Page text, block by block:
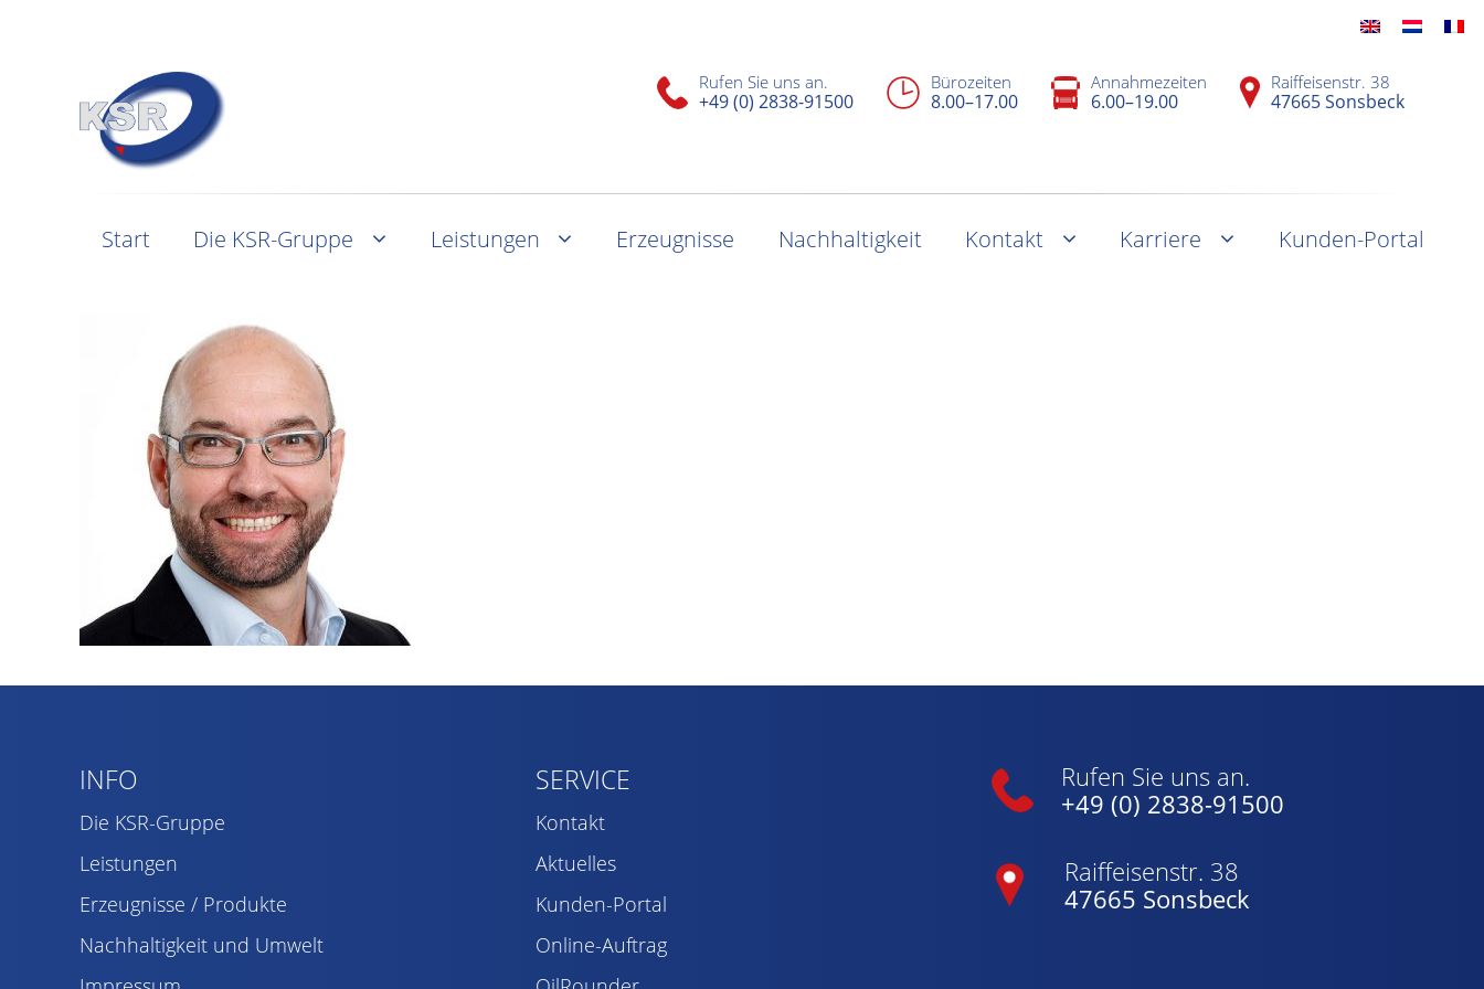
Rufen Sie uns an.
+49 (0) 2838-91500
Bürozeiten
8.00–17.00
Annahmezeiten
6.00–19.00
Raiffeisenstr. 38
47665 Sonsbeck
Start Die KSR-Gruppe Leistungen Erzeugnisse Nachhaltigkeit Kontakt Karriere Kunden-Portal
INFO
Die KSR-Gruppe
Leistungen
Erzeugnisse / Produkte
Nachhaltigkeit und Umwelt
SERVICE
Kontakt
Aktuelles
Kunden-Portal
Online-Auftrag
Rufen Sie uns an.
+49 (0) 2838-91500
Raiffeisenstr. 38
47665 Sonsbeck